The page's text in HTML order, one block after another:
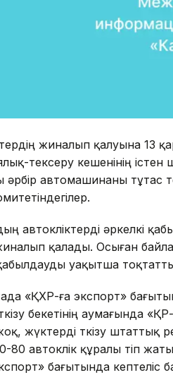
жиналып қалуына 13
тексеру кешенінің
әрбір автомашинаны тұтас
автокөліктерді әркелкі
жиналып қалады. Осыған
қабылдауды уақытша
«ҚХР-ға экспорт»
бекетінің аумағында
жүктерді өткізу
80 автокөлік құралы өтіп
бағытында кептеліс